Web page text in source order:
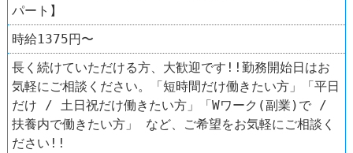
パート】
時給1375円〜
長く続けていただける方、大歓迎です!!勤務開始日はお
気軽にご相談ください。「短時間だけ働きたい方」「平日
だけ / 土日祝だけ働きたい方」「Wワーク(副業)で /
扶養内で働きたい方」 など、ご希望をお気軽にご相談く
ださい!!